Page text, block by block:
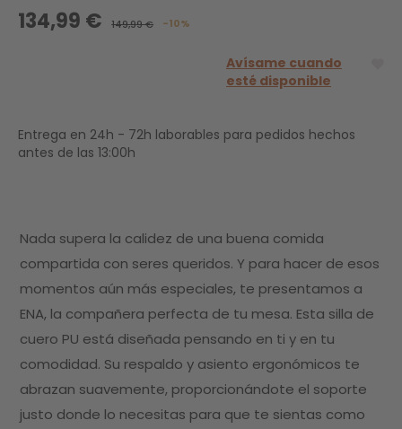
134,99 € 149,99 € -10%
Avísame cuando
esté disponible
Entrega en 24h - 72h laborables para pedidos hechos
antes de las 13:00h
Nada supera la calidez de una buena comida
compartida con seres queridos. Y para hacer de esos
momentos aún más especiales, te presentamos a
ENA, la compañera perfecta de tu mesa. Esta silla de
cuero PU está diseñada pensando en ti y en tu
comodidad. Su respaldo y asiento ergonómicos te
abrazan suavemente, proporcionándote el soporte
justo donde lo necesitas para que te sientas como